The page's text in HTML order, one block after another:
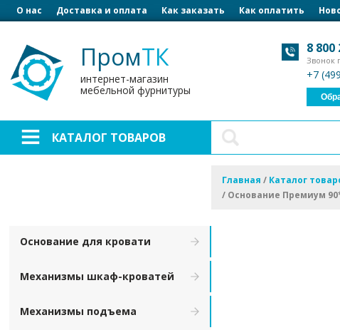
О нас Доставка и оплата Как заказать Как оплатить
ПромТК
интернет-магазин
мебельной фурнитуры
8 800
Звонок
+7
КАТАЛОГ ТОВАРОВ
Основание для кровати
Механизмы шкаф-кроватей
Механизмы подъема
Главная / Каталог
/ Основание Премиум